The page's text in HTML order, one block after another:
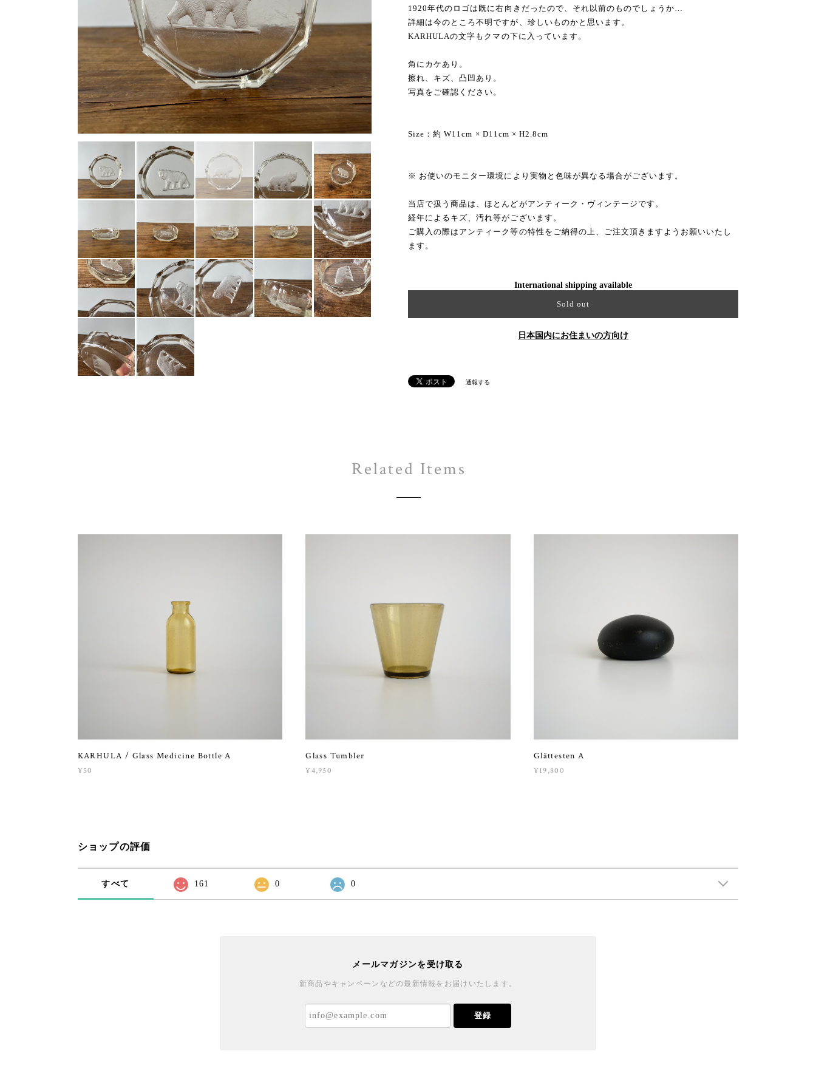
1920年代のロゴは既に右向きだったので、それ以前のものでしょうか…
詳細は今のところ不明ですが、珍しいものかと思います。
KARHULAの文字もクマの下に入っています。
角にカケあり。
擦れ、キズ、凸凹あり。
写真をご確認ください。
Size：約 W11cm × D11cm × H2.8cm
※ お使いのモニター環境により実物と色味が異なる場合がございます。
当店で扱う商品は、ほとんどがアンティーク・ヴィンテージです。
経年によるキズ、汚れ等がございます。
ご購入の際はアンティーク等の特性をご納得の上、ご注文頂きますようお願いいたし
ます。
International shipping available
Sold out
日本国内にお住まいの方向け
通報する
Related Items
KARHULA / Glass Medicine Bottle A
¥50
Glass Tumbler
¥4,950
Glättesten A
¥19,800
ショップの評価
すべて 161 0 0
メールマガジンを受け取る
新商品やキャンペーンなどの最新情報をお届けいたします。
登録